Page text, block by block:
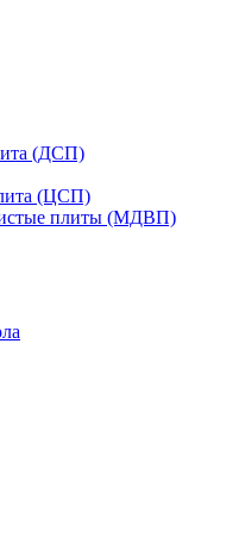
(ДСП)
(ЦСП)
плиты (МДВП)